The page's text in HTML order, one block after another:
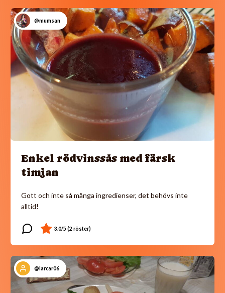
@mumsan
Enkel rödvinssås med färsk
timjan
Gott och inte så många ingredienser, det behövs inte
alltid!
@larcar06